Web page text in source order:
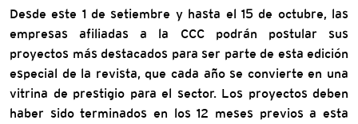
Desde este 1 de setiembre y hasta el 15 de octubre, las
empresas afiliadas a la CCC podrán postular sus
proyectos más destacados para ser parte de esta edición
especial de la revista, que cada año se convierte en una
vitrina de prestigio para el sector. Los proyectos deben
haber sido terminados en los 12 meses previos a esta